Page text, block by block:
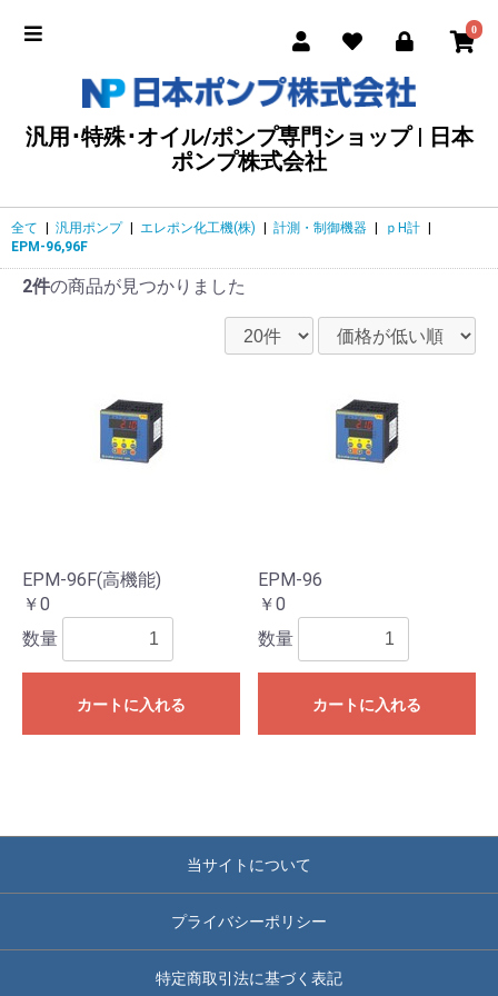
0
汎用･特殊･オイル/ポンプ専門ショップ | 日本
ポンプ株式会社
全て | 汎用ポンプ | エレポン化工機(株) | 計測・制御機器 | ｐH計 |
EPM-96,96F
2件の商品が見つかりました
EPM-96F(高機能)
￥0
数量
カートに入れる
EPM-96
￥0
数量
カートに入れる
当サイトについて
プライバシーポリシー
特定商取引法に基づく表記